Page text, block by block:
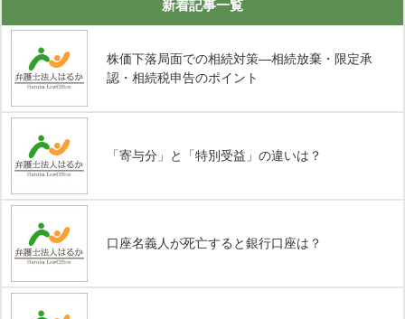
新着記事一覧
株価下落局面での相続対策―相続放棄・限定承
認・相続税申告のポイント
「寄与分」と「特別受益」の違いは？
口座名義人が死亡すると銀行口座は？